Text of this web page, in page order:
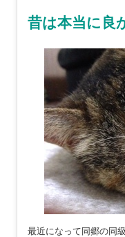
昔は本当に良
最近になって同郷の同